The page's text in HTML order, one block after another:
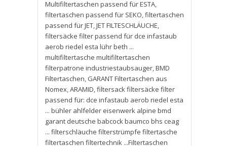
Multifiltertaschen passend für ESTA,
filtertaschen passend für SEKO,filtertaschen
passend für JET,JET FILTESCHLÄUCHE,
filtersäcke filter passend für dce infastaub
aerob riedel esta lühr beth ...
multifiltertasche multifiltertaschen
filterpatrone industriestaubsauger,BMD
Filtertaschen, GARANT Filtertaschen aus
Nomex,ARAMID,filtersack filtersäcke filter
passend für: dce infastaub aerob riedel esta
... bühler ahlfelder eisenwerk alpine bmd
garant deutsche babcock baumco bhs ceag
... filterschläuche filterstrümpfe filtertasche
filtertaschen filtertechnik ...Filtertaschen